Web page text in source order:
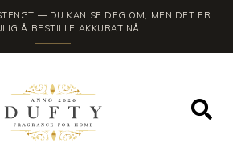
— DU KAN SE DEG OM, MEN DET ER
Å BESTILLE AKKURAT NÅ.